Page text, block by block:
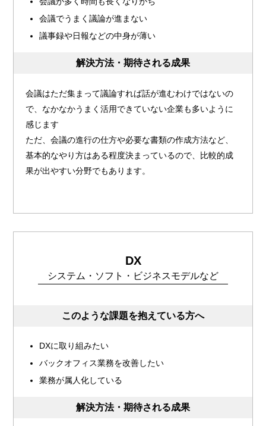
会議でうまく議論が進まない
議事録や日報などの中身が薄い
解決方法・期待される成果
会議はただ集まって議論すれば話が進むわけではないの
で、なかなかうまく活用できていない企業も多いように
感じます
ただ、会議の進行の仕方や必要な書類の作成方法など、
基本的なやり方はある程度決まっているので、比較的成
果が出やすい分野でもあります。
DX
システム・ソフト・ビジネスモデルなど
このような課題を抱えている方へ
DXに取り組みたい
バックオフィス業務を改善したい
業務が属人化している
解決方法・期待される成果